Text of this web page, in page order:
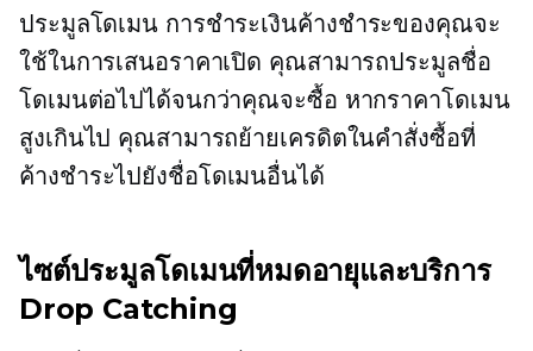
ประมูลโดเมน การชำระเงินค้างชำระของคุณจะ
ใช้ในการเสนอราคาเปิด คุณสามารถประมูลชื่อ
โดเมนต่อไปได้จนกว่าคุณจะซื้อ หากราคาโดเมน
สูงเกินไป คุณสามารถย้ายเครดิตในคำสั่งซื้อที่
ค้างชำระไปยังชื่อโดเมนอื่นได้
ไซต์ประมูลโดเมนที่หมดอายุและบริการ
Drop Catching